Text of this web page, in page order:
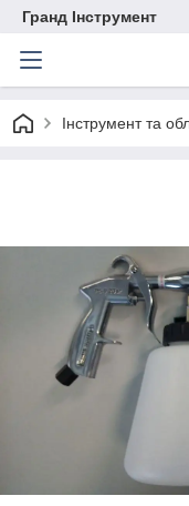
Гранд Інструмент
Інструмент та